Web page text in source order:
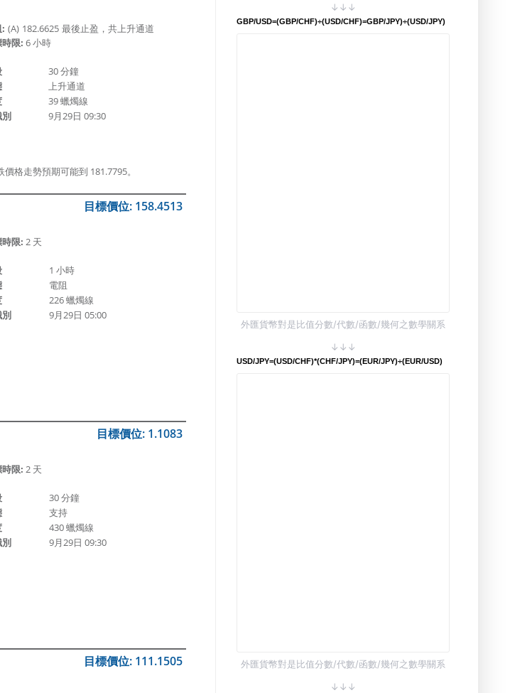
: (A) 182.6625 最後止盈，共上升通道
時限: 6 小時
30 分鐘
上升通道
39 蠟燭線
別
9月29日 09:30
格走勢預期可能到 181.7795。
目標價位: 158.4513
時限: 2 天
1 小時
電阻
226 蠟燭線
別
9月29日 05:00
目標價位: 1.1083
時限: 2 天
30 分鐘
支持
430 蠟燭線
別
9月29日 09:30
目標價位: 111.1505
↓↓↓
GBP/USD=(GBP/CHF)÷(USD/CHF)=GBP/JPY)÷(USD/JPY)
外匯貨幣對是比值分數/代數/函數/幾何之數學關系
↓↓↓
USD/JPY=(USD/CHF)*(CHF/JPY)=(EUR/JPY)÷(EUR/USD)
外匯貨幣對是比值分數/代數/函數/幾何之數學關系
↓↓↓